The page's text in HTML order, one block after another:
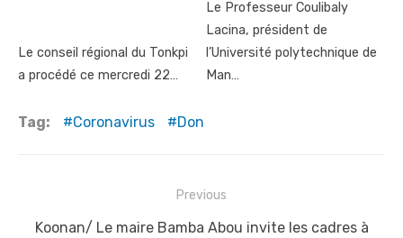
Le conseil régional du Tonkpi
a procédé ce mercredi 22…
Le Professeur Coulibaly
Lacina, président de
l’Université polytechnique de
Man…
Tag: Coronavirus Don
navigation
Previous
Previous
Koonan/ Le maire Bamba Abou invite les cadres à